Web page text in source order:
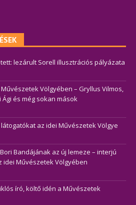
lezárult Sorell illusztrációs pályázata
Völgyében – Gryllus Vilmos,
és még sokan mások
az idei Művészetek Völgye
Bandájának az új lemeze – interjú
idei Művészetek Völgyében
író, költő idén a Művészetek